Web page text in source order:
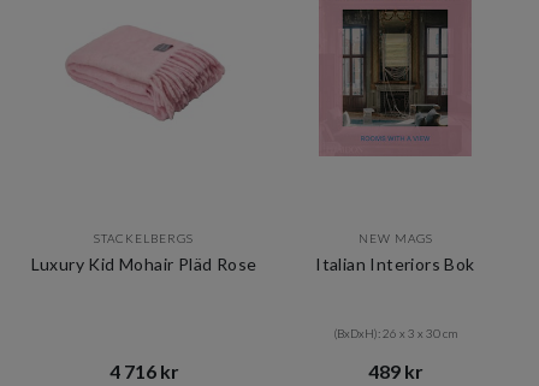
STACKELBERGS
Luxury Kid Mohair Pläd Rose
4 716 kr​​
NEW MAGS
Italian Interiors Bok
(BxDxH): 26 x 3 x 30 cm
489 kr​​